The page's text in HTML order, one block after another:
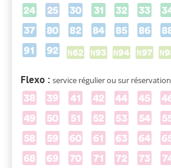
Flexo : service régulier ou sur réservation